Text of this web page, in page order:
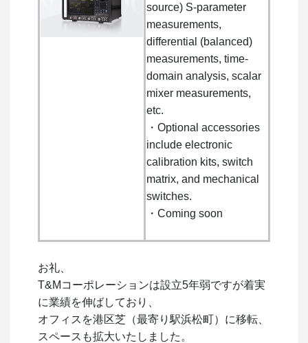
source) S-parameter
measurements,
differential (balanced)
measurements, time-
domain analysis, scalar
mixer measurements,
etc.
・Optional accessories
include electronic
calibration kits, switch
matrix, and mechanical
switches.
・Coming soon
お礼、
T&Mコーポレーションは設立5年弱ですが着実
に業績を伸ばしており、
オフィスを港区芝（最寄り駅浜松町）に移転、
スペースも拡大いたしました。